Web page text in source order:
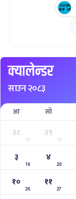
क्यालेन्डर
साउन २०८३
आ सो
२८
12
२९
13
३
19
४
20
१०
26
११
27